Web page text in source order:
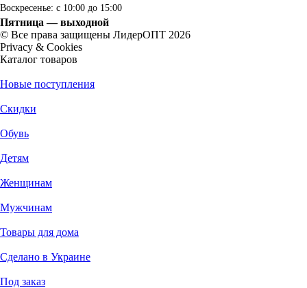
Воскресенье: с 10:00 до 15:00
Пятница — выходной
© Все права защищены ЛидерОПТ 2026
Privacy & Cookies
Каталог товаров
Новые поступления
Скидки
Обувь
Детям
Женщинам
Мужчинам
Товары для дома
Сделано в Украине
Под заказ